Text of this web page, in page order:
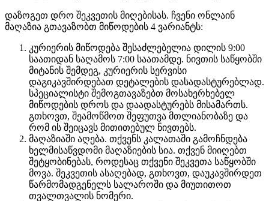
დაზოგეთ დრო შეკვეთის მიღებისას. ჩვენი ონლაინ
მაღაზია გთავაზობთ მიწოდების 4 ვარიანტს:
კურიერის მიწოდება შესაძლებელია დილის 9:00
საათიდან საღამოს 7:00 საათამდე. ნივთის საწყობში
მიტანის შემდეგ, კურიერის სერვისი
დაგიკავშირდებათ დეტალების დასადასტურებლად.
სპეციალისტი შემოგთავაზებთ მოსახერხებელ
მიწოდების დროს და დაადასტურებს მისამართს.
გთხოვთ, შეამოწმოთ შეფუთვა მთლიანობაზე და
რომ ის შეიცავს მითითებულ ნივთებს.
მაღაზიაში აღება. თქვენს კალათაში გამოჩნდება
ხელმისაწვდომი მაღაზიების სია. თქვენ მიიღებთ
შეტყობინებას, როდესაც თქვენი შეკვეთა საწყობში
მოვა. შეკვეთის ასაღებად, გთხოვთ, დაუკავშირდეთ
წარმომადგენელს სალაროში და მიუთითოთ
თვალთვალის ნომერი.